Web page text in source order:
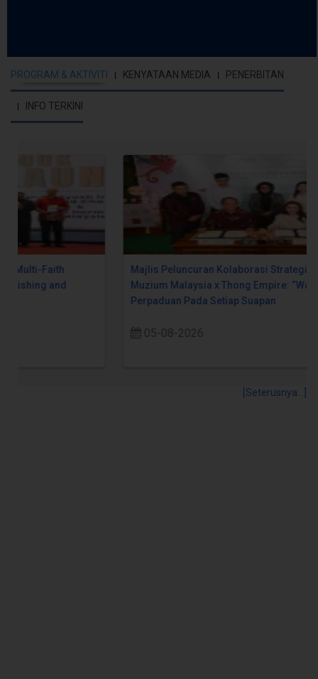
PROGRAM & AKTIVITI KENYATAAN MEDIA PENERBITAN
INFO TERKINI
Majlis Peluncuran Kolaborasi Strategik Jabatan
Muzium Malaysia x Thong Empire: “Warisan Dalam
Perpaduan Pada Setiap Suapan
[Seterusnya...]